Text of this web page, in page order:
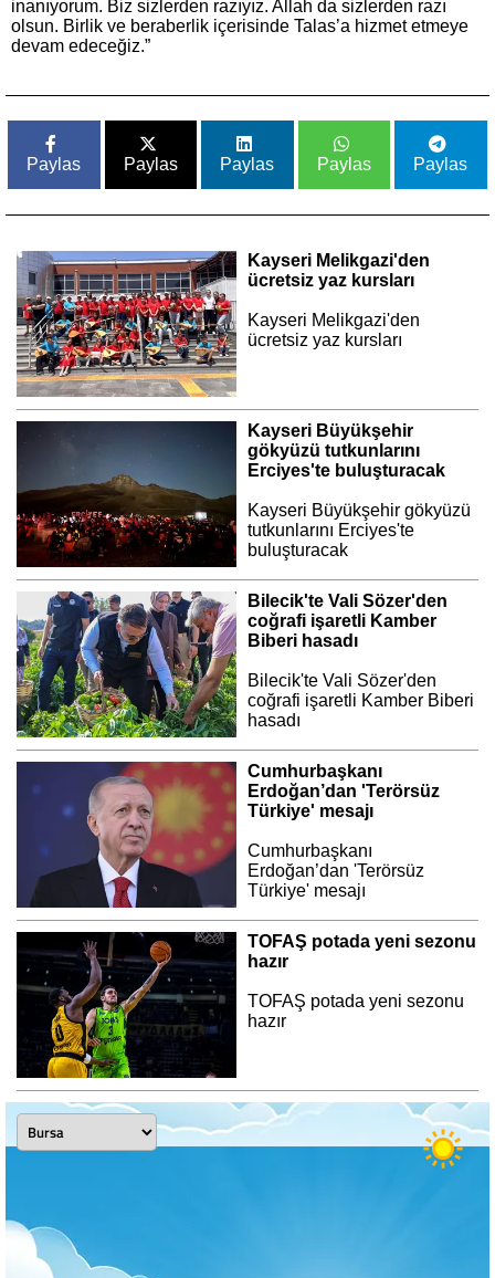
inanıyorum. Biz sizlerden razıyız. Allah da sizlerden razı
olsun. Birlik ve beraberlik içerisinde Talas’a hizmet etmeye
devam edeceğiz.”
Paylas Paylas Paylas Paylas Paylas
Kayseri Melikgazi'den
ücretsiz yaz kursları
Kayseri Melikgazi'den
ücretsiz yaz kursları
Kayseri Büyükşehir
gökyüzü tutkunlarını
Erciyes'te buluşturacak
Kayseri Büyükşehir gökyüzü
tutkunlarını Erciyes'te
buluşturacak
Bilecik'te Vali Sözer'den
coğrafi işaretli Kamber
Biberi hasadı
Bilecik'te Vali Sözer'den
coğrafi işaretli Kamber Biberi
hasadı
Cumhurbaşkanı
Erdoğan’dan 'Terörsüz
Türkiye' mesajı
Cumhurbaşkanı
Erdoğan’dan 'Terörsüz
Türkiye' mesajı
TOFAŞ potada yeni sezonu
hazır
TOFAŞ potada yeni sezonu
hazır